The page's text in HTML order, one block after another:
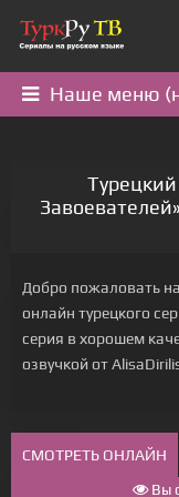
Наше меню
Добро пожаловать
онлайн турецкого
серия в хорошем
озвучкой от
СМОТРЕТЬ ОНЛАЙН
Вы